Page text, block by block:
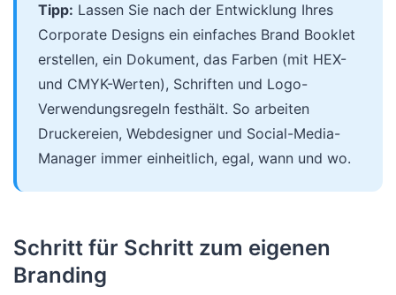
Tipp: Lassen Sie nach der Entwicklung Ihres
Corporate Designs ein einfaches Brand Booklet
erstellen, ein Dokument, das Farben (mit HEX-
und CMYK-Werten), Schriften und Logo-
Verwendungsregeln festhält. So arbeiten
Druckereien, Webdesigner und Social-Media-
Manager immer einheitlich, egal, wann und wo.
Schritt für Schritt zum eigenen
Branding